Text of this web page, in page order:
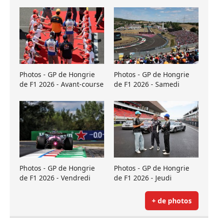
Photos - GP de Hongrie
de F1 2026 - Avant-course
Photos - GP de Hongrie
de F1 2026 - Samedi
Photos - GP de Hongrie
de F1 2026 - Vendredi
Photos - GP de Hongrie
de F1 2026 - Jeudi
+ de photos